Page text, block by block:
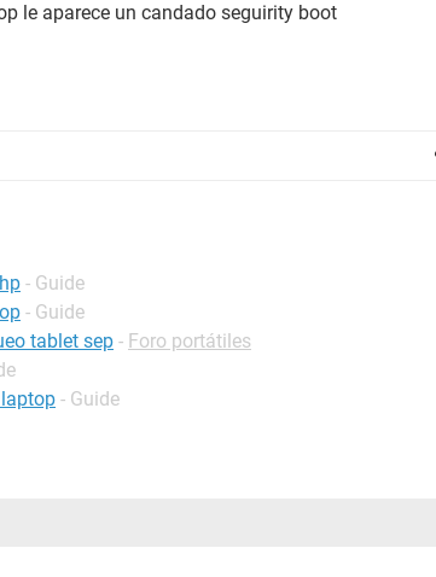
le aparece un candado seguirity boot
- Guide
- Guide
tablet sep - Foro portátiles
- Guide